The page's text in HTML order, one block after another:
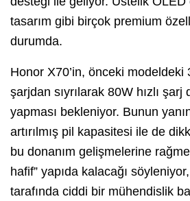
tasarım gibi birçok premium
durumda.
Honor X70’in, önceki modeldeki
şarjdan sıyrılarak 80W hızlı şarj
yapması bekleniyor. Bunun
artırılmış pil kapasitesi ile de
bu donanım gelişmelerine
hafif” yapıda kalacağı
tarafında ciddi bir mühendislik